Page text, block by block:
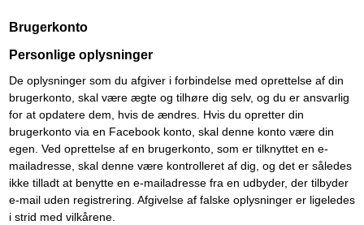
Brugerkonto
Personlige oplysninger
De oplysninger som du afgiver i forbindelse med oprettelse af din
brugerkonto, skal være ægte og tilhøre dig selv, og du er ansvarlig
for at opdatere dem, hvis de ændres. Hvis du opretter din
brugerkonto via en Facebook konto, skal denne konto være din
egen. Ved oprettelse af en brugerkonto, som er tilknyttet en e-
mailadresse, skal denne være kontrolleret af dig, og det er således
ikke tilladt at benytte en e-mailadresse fra en udbyder, der tilbyder
e-mail uden registrering. Afgivelse af falske oplysninger er ligeledes
i strid med vilkårene.